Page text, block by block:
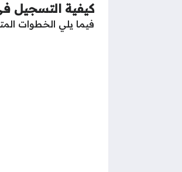
كيفية التسجيل
فيما يلي الخطوات